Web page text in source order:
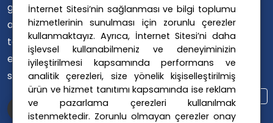
İnternet Sitesi’nin sağlanması ve bilgi toplumu
hizmetlerinin sunulması için zorunlu çerezler
kullanmaktayız. Ayrıca, İnternet Sitesi’ni daha
işlevsel kullanabilmeniz ve deneyiminizin
iyileştirilmesi kapsamında performans ve
analitik çerezleri, size yönelik kişiselleştirilmiş
ürün ve hizmet tanıtımı kapsamında ise reklam
ve pazarlama çerezleri kullanılmak
istenmektedir. Zorunlu olmayan çerezler onay
gündemini
ana dillerinde
takip
etmelerini
sağlıyoruz.
Avusturya Suç Haberleri
Avusturya Trafik Haberleri
Donald Trump
FPÖ
Graz Okul Saldırısı
Internet Dolandırıcılığı
Itfaiye Müdahalesi
Viyana Polisi
Viyana Suç Haberleri